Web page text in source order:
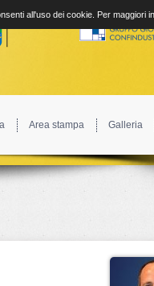
Area stampa Galleria
all'uso dei cookie. Per maggiori